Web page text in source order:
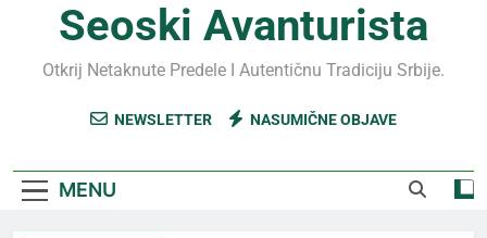
Seoski Avanturista
Otkrij Netaknute Predele I Autentičnu Tradiciju Srbije.
NEWSLETTER NASUMIČNE OBJAVE
MENU